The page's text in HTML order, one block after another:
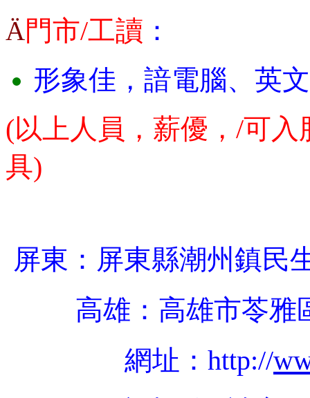
Ä門市/工讀 ：
形象佳，諳電腦、英
(以上人員，薪優，/可
具)
屏東：屏東縣潮州鎮民
高雄：高雄市苓雅
網址： http://